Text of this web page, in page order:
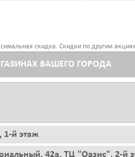
скидка. Скидки по другим
ВАШЕГО ГОРОДА
1-й этаж
42а, ТЦ "Оазис", 2-й